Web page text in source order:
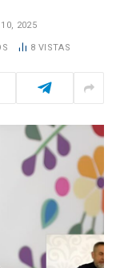
2025
8 VISTAS